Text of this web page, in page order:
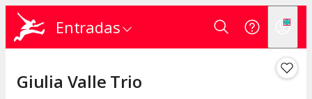
Entradas
Giulia Valle Trio